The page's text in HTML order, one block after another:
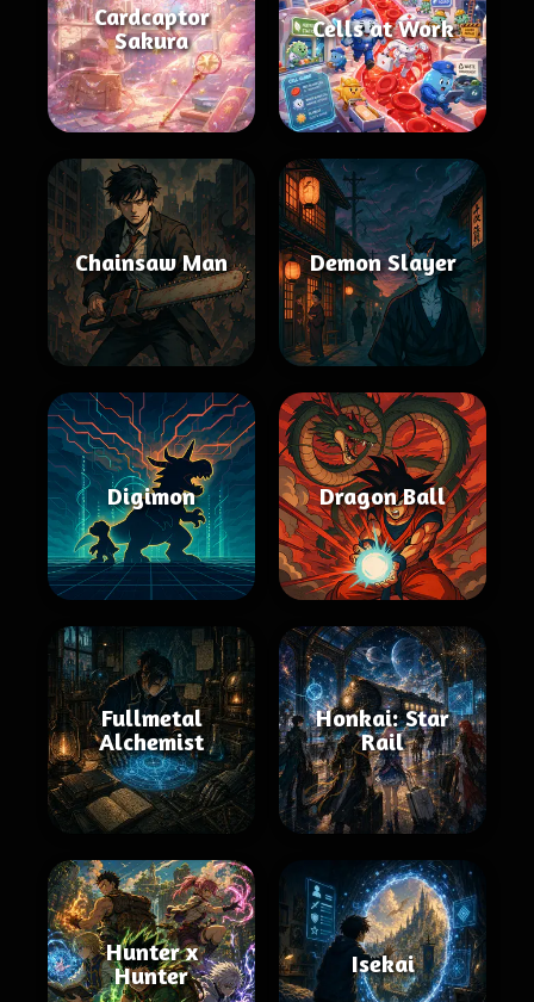
Cardcaptor
Sakura
Cells at Work
Chainsaw Man Demon Slayer
Digimon Dragon Ball
Fullmetal
Alchemist
Honkai: Star
Rail
Hunter x
Hunter
Isekai